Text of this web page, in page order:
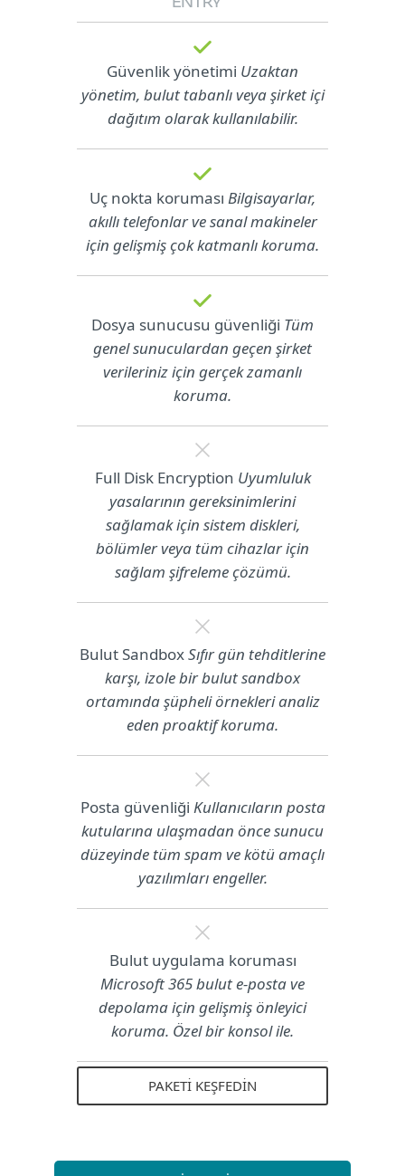
Güvenlik yönetimi Uzaktan
yönetim, bulut tabanlı veya şirket içi
dağıtım olarak kullanılabilir.
Uç nokta koruması Bilgisayarlar,
akıllı telefonlar ve sanal makineler
için gelişmiş çok katmanlı koruma.
Dosya sunucusu güvenliği Tüm
genel sunuculardan geçen şirket
verileriniz için gerçek zamanlı
koruma.
Full Disk Encryption Uyumluluk
yasalarının gereksinimlerini
sağlamak için sistem diskleri,
bölümler veya tüm cihazlar için
sağlam şifreleme çözümü.
Bulut SandboxSıfır gün tehditlerine
karşı, izole bir bulut sandbox
ortamında şüpheli örnekleri analiz
eden proaktif koruma.
Posta güvenliği Kullanıcıların posta
kutularına ulaşmadan önce sunucu
düzeyinde tüm spam ve kötü amaçlı
yazılımları engeller.
Bulut uygulama koruması
Microsoft 365 bulut e-posta ve
depolama için gelişmiş önleyici
koruma. Özel bir konsol ile.
PAKETI KEŞFEDIN